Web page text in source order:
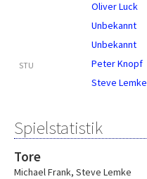
Oliver Luck
Unbekannt
Unbekannt
STU
Peter Knopf
Steve Lemke
Spielstatistik
Tore
Michael Frank, Steve Lemke